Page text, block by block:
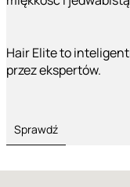
Hair Elite to
przez ekspertów.
Sprawdź